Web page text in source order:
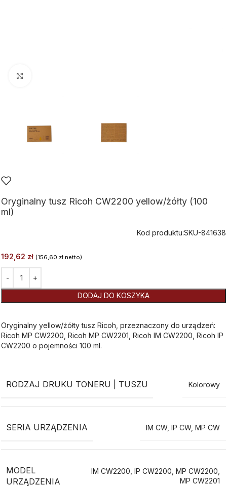
Oryginalny tusz Ricoh CW2200 yellow/żółty (100
ml)
Kod produktu:SKU-841638
192,62 zł (156,60 zł netto)
DODAJ DO KOSZYKA
Oryginalny yellow/żółty tusz Ricoh, przeznaczony do urządzeń:
Ricoh MP CW2200, Ricoh MP CW2201, Ricoh IM CW2200, Ricoh IP
CW2200 o pojemności 100 ml.
RODZAJ DRUKU TONERU | TUSZU Kolorowy
SERIA URZĄDZENIA IM CW, IP CW, MP CW
MODEL
URZĄDZENIA
IM CW2200 IP CW2200 MP CW2200
MP CW2201